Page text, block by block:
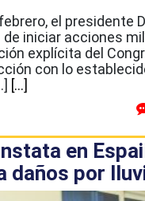
el presidente
iniciar acciones
explícita del
con lo
[...]
en
daños por